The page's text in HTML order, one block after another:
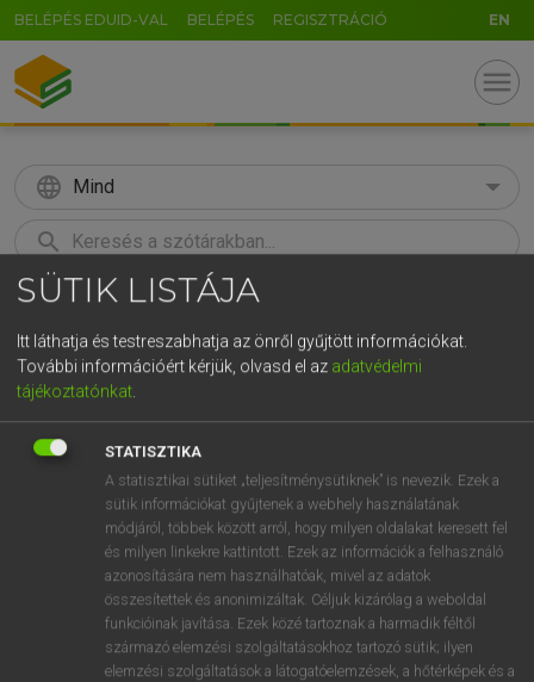
BELÉPÉS EDUID-VAL BELÉPÉS REGISZTRÁCIÓ EN
menu
language Mind
search
KERESÉS
Európai uniós terminológiai szótár
VAN ELŐFIZETÉSED?
Van előfizetésem a teljes szócikk megtekintéséhez.
BELÉPÉS
SÜTIK LISTÁJA
Itt láthatja és testreszabhatja az önről gyűjtött információkat.
További információért kérjük, olvasd el az adatvédelmi
tájékoztatónkat.
STATISZTIKA
A statisztikai sütiket „teljesítménysütiknek” is nevezik. Ezek a
sütik információkat gyűjtenek a webhely használatának
módjáról, többek között arról, hogy milyen oldalakat keresett fel
és milyen linkekre kattintott. Ezek az információk a felhasználó
azonosítására nem használhatóak, mivel az adatok
összesítettek és anonimizáltak. Céljuk kizárólag a weboldal
funkcióinak javítása. Ezek közé tartoznak a harmadik féltől
származó elemzési szolgáltatásokhoz tartozó sütik; ilyen
elemzési szolgáltatások a látogatóelemzések, a hőtérképek és a
GR
t z u i o p
g h j k l é á ű Ω
n m , . AltGr